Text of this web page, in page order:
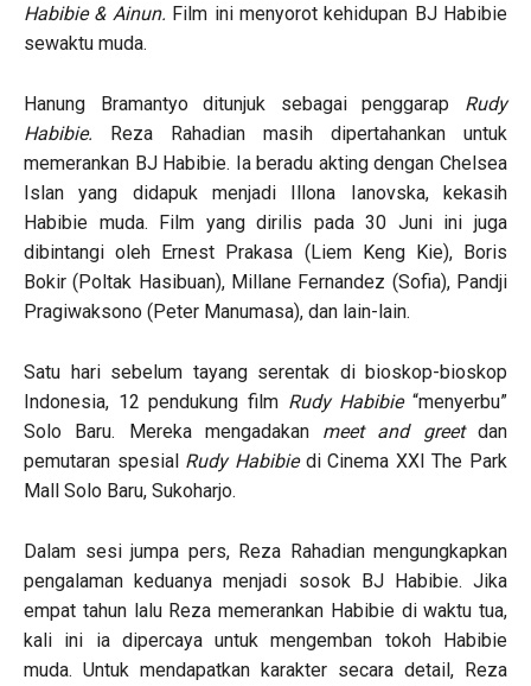
Habibie & Ainun. Film ini menyorot kehidupan BJ Habibie
sewaktu muda.
Hanung Bramantyo ditunjuk sebagai penggarap Rudy
Habibie. Reza Rahadian masih dipertahankan untuk
memerankan BJ Habibie. Ia beradu akting dengan Chelsea
Islan yang didapuk menjadi Illona Ianovska, kekasih
Habibie muda. Film yang dirilis pada 30 Juni ini juga
dibintangi oleh Ernest Prakasa (Liem Keng Kie), Boris
Bokir (Poltak Hasibuan), Millane Fernandez (Sofia), Pandji
Pragiwaksono (Peter Manumasa), dan lain-lain.
Satu hari sebelum tayang serentak di bioskop-bioskop
Indonesia, 12 pendukung film Rudy Habibie“menyerbu”
Solo Baru. Mereka mengadakan meet and greetdan
pemutaran spesial Rudy Habibie di Cinema XXI The Park
Mall Solo Baru, Sukoharjo.
Dalam sesi jumpa pers, Reza Rahadian mengungkapkan
pengalaman keduanya menjadi sosok BJ Habibie. Jika
empat tahun lalu Reza memerankan Habibie di waktu tua,
kali ini ia dipercaya untuk mengemban tokoh Habibie
muda. Untuk mendapatkan karakter secara detail, Reza